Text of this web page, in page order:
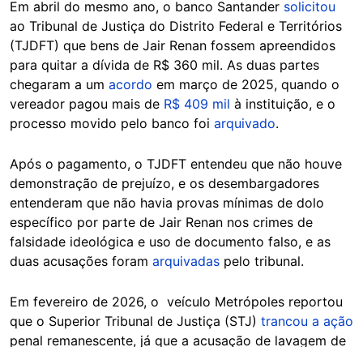
Em abril do mesmo ano, o banco Santander solicitou
ao Tribunal de Justiça do Distrito Federal e Territórios
(TJDFT) que bens de Jair Renan fossem apreendidos
para quitar a dívida de R$ 360 mil. As duas partes
chegaram a um acordo em março de 2025, quando o
vereador pagou mais de R$ 409 mil à instituição, e o
processo movido pelo banco foi arquivado.
Após o pagamento, o TJDFT entendeu que não houve
demonstração de prejuízo, e os desembargadores
entenderam que não havia provas mínimas de dolo
específico por parte de Jair Renan nos crimes de
falsidade ideológica e uso de documento falso, e as
duas acusações foram arquivadas pelo tribunal.
Em fevereiro de 2026, o veículo Metrópoles reportou
que o Superior Tribunal de Justiça (STJ) trancou a ação
penal remanescente, já que a acusação de lavagem de